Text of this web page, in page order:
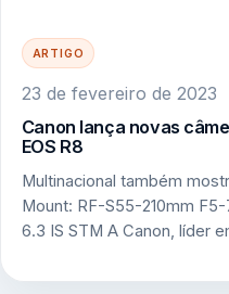
ARTIGO
23 de fevereiro de 2023
Canon lança novas
EOS R8
Multinacional também
Mount: RF-S55-210mm
6.3 IS STM A Canon, líder